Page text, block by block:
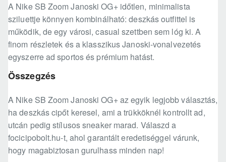
A Nike SB Zoom Janoski OG+ időtlen, minimalista
sziluettje könnyen kombinálható: deszkás outfittel is
működik, de egy városi, casual szettben sem lóg ki. A
finom részletek és a klasszikus Janoski-vonalvezetés
egyszerre ad sportos és prémium hatást.
Összegzés
A Nike SB Zoom Janoski OG+ az egyik legjobb választás,
ha deszkás cipőt keresel, ami a trükköknél kontrollt ad,
utcán pedig stílusos sneaker marad. Válaszd a
focicipobolt.hu-t, ahol garantált eredetiséggel várunk,
hogy magabiztosan gurulhass minden nap!